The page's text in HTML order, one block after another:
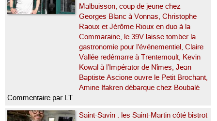
Malbuisson, coup de jeune chez
Georges Blanc à Vonnas, Christophe
Raoux et Jérôme Rioux en duo à la
Commaraine, le 39V laisse tomber la
gastronomie pour l’événementiel, Claire
Vallée redémarre à Trentemoult, Kevin
Kowal à l’Impérator de Nîmes, Jean-
Baptiste Ascione ouvre le Petit Brochant,
Amine Ifakren débarque chez Boubalé
Commentaire par LT
Saint-Savin : les Saint-Martin côté bistrot